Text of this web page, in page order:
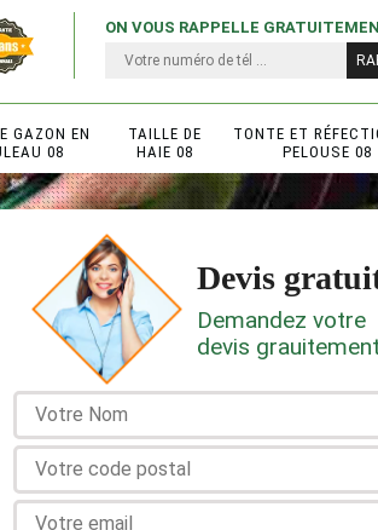
ON VOUS RAPPELLE
GAZON EN
08
TAILLE DE
HAIE 08
TONTE ET
PELOUSE 08
Devis
Demandez votre
devis grauitement